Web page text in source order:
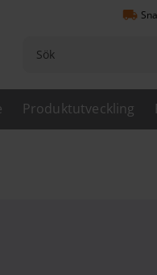
local_shipping
Produktutveckling